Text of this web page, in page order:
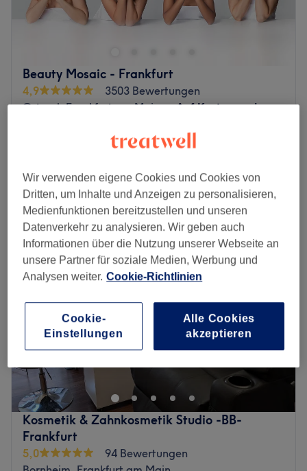
Beauty Mosaic - Frankfurt
4,9
3503 Bewertungen
Ostend, Frankfurt am Main
Auf Karte anzeigen
Schnellansicht Saloninfos
Montag 10:00–20:00
Dienstag
09:30–20:00
Mittwoch
10:00–20:00
Donnerstag
09:30– 20:00
Freitag
Sonntag
Geschlossen
Frankfurt-Ostend. Erlebe wohltuende Behandlungen,
entspannende Massagen und eine perfekte Pflege für
deine Haut und Nägel. Lass dich verwöhnen und buche
deinen Termin jetzt bequem online auf Treatwell!
Auf einer wahren "Schönheitsinsel" kannst sich umfassend
verwöhnen lassen und den Stress des Alltags vergessen.
Kosmetik & Zahnkosmetik Studio -BB-
Frankfurt
5,0
94 Bewertungen
Wir verwenden eigene Cookies und Cookies von
Dritten, um Inhalte und Anzeigen zu personalisieren,
Medienfunktionen bereitzustellen und unseren
Datenverkehr zu analysieren. Wir geben auch
Informationen über die Nutzung unserer Webseite an
unsere Partner für soziale Medien, Werbung und
Analysen weiter. Cookie-Richtlinien
Cookie-
Einstellungen
Alle Cookies
akzeptieren